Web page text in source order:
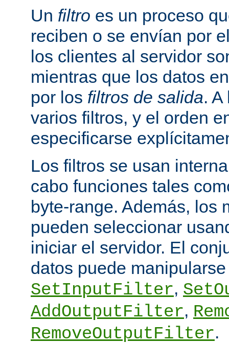
Un filtro es un proceso
reciben o se envían por
los clientes al servidor
mientras que los datos
por los filtros de salida.
varios filtros, y el orden
especificarse
Los filtros se usan
cabo funciones tales
byte-range. Además, los
pueden seleccionar
iniciar el servidor. El
datos puede
SetInputFilter,
AddOutputFilter,
RemoveOutputFilter.